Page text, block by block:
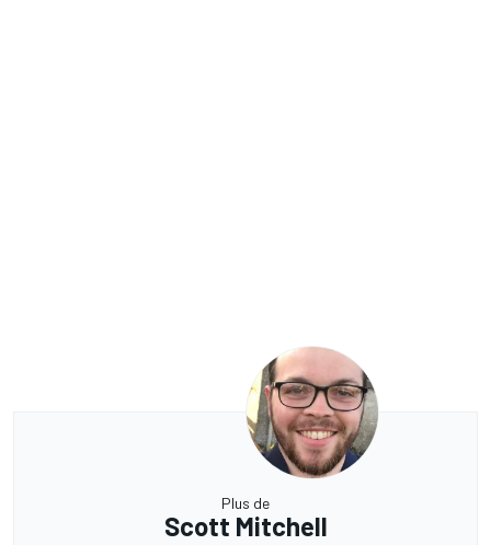
Plus de
Scott Mitchell